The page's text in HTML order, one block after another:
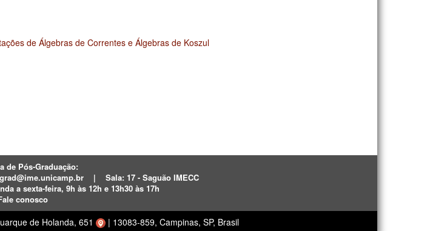
de Álgebras de Correntes e Álgebras de Koszul
de Pós-Graduação:
|
Sala: 17 - Saguão IMECC
a sexta-feira, 9h às 12h e 13h30 às 17h
conosco
de Holanda, 651 | 13083-859, Campinas, SP, Brasil